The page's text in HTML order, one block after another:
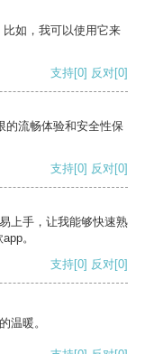
如，我可以使用它来
支持[0] 反对[0]
的流畅体验和安全性保
支持[0] 反对[0]
上手，让我能够快速熟
。
支持[0] 反对[0]
温暖。